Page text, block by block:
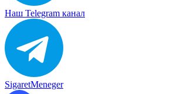
Наш Telegram канал
SigaretMeneger